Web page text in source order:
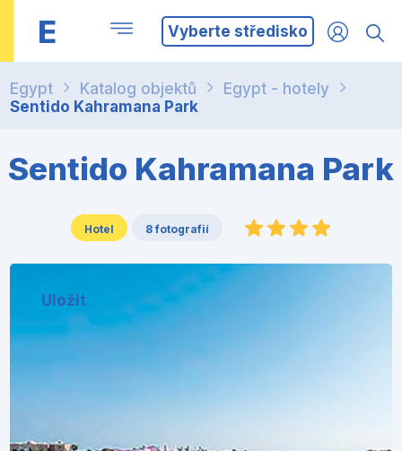
E Vyberte středisko
Egypt Katalog objektů
Egypt - hotely
Sentido Kahramana Park
Sentido Kahramana Park
Hotel 8 fotografií
Uložit